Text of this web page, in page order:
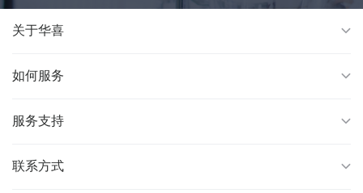
关于华喜
如何服务
服务支持
联系方式